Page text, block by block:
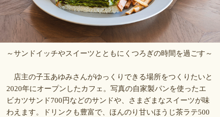
～サンドイッチやスイーツとともにくつろぎの時間を過ごす～
店主の子玉あゆみさんがゆっくりできる場所をつくりたいと
2020年にオープンしたカフェ。写真の自家製パンを使ったエ
ビカツサンド700円などのサンドや、さまざまなスイーツが味
わえます。ドリンクも豊富で、ほんのり甘いほうじ茶ラテ500